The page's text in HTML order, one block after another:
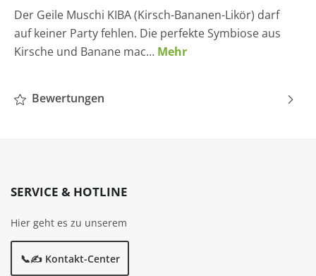
Der Geile Muschi KIBA (Kirsch-Bananen-Likör) darf
auf keiner Party fehlen. Die perfekte Symbiose aus
Kirsche und Banane mac… Mehr
Bewertungen
SERVICE & HOTLINE
Hier geht es zu unserem
📞✍️ Kontakt-Center